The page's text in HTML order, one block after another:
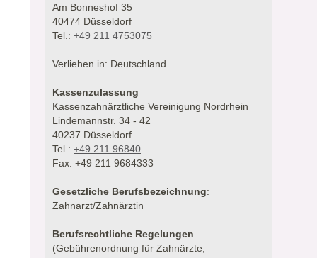
Am Bonneshof 35
40474 Düsseldorf
Tel.: +49 211 4753075
Verliehen in: Deutschland
Kassenzulassung
Kassenzahnärztliche Vereinigung Nordrhein
Lindemannstr. 34 - 42
40237 Düsseldorf
Tel.: +49 211 96840
Fax: +49 211 9684333
Gesetzliche Berufsbezeichnung:
Zahnarzt/Zahnärztin
Berufsrechtliche Regelungen
(Gebührenordnung für Zahnärzte,